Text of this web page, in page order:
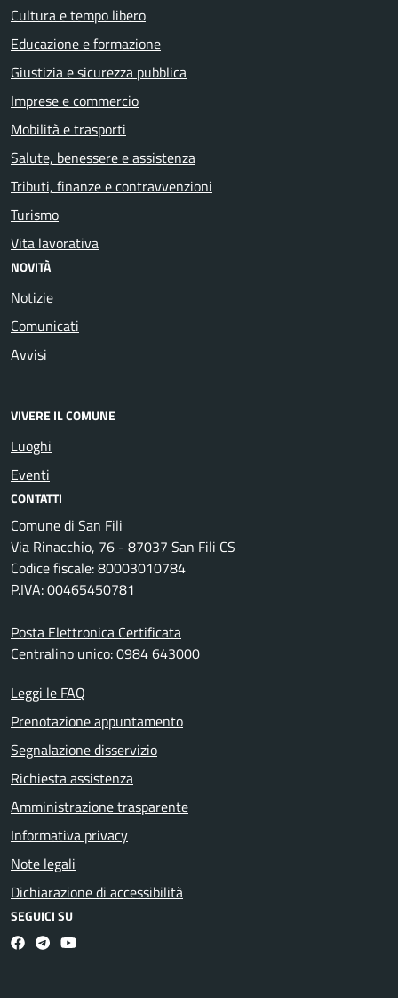
Cultura e tempo libero
Educazione e formazione
Giustizia e sicurezza pubblica
Imprese e commercio
Mobilità e trasporti
Salute, benessere e assistenza
Tributi, finanze e contravvenzioni
Turismo
Vita lavorativa
NOVITÀ
Notizie
Comunicati
Avvisi
VIVERE IL COMUNE
Luoghi
Eventi
CONTATTI
Comune di San Fili
Via Rinacchio, 76 - 87037 San Fili CS
Codice fiscale: 80003010784
P.IVA: 00465450781
Posta Elettronica Certificata
Centralino unico: 0984 643000
Leggi le FAQ
Prenotazione appuntamento
Segnalazione disservizio
Richiesta assistenza
Amministrazione trasparente
Informativa privacy
Note legali
Dichiarazione di accessibilità
SEGUICI SU
Facebook
TelegramYoutube